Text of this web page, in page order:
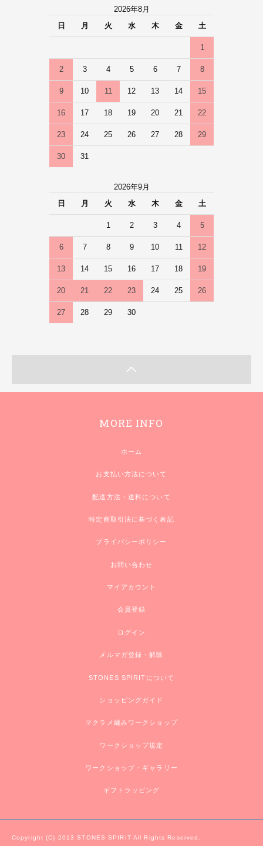
2026年8月
日
月 火 水 木 金 土
1
2 3 4 5 6 7 8
9 10 11 12 13 14 15
16 17 18 19 20 21 22
23 24 25 26 27 28 29
30 31
2026年9月
日
月 火 水 木 金 土
1 2 3 4 5
6 7 8 9 10 11 12
13 14 15 16 17 18 19
20 21 22 23 24 25 26
27 28 29 30
MORE INFO
ホーム
お支払い方法について
配送方法・送料について
特定商取引法に基づく表記
プライバシーポリシー
お問い合わせ
マイアカウント
会員登録
ログイン
メルマガ登録・解除
STONES SPIRITについて
ショッピングガイド
マクラメ編みワークショップ
ワークショップ規定
ワークショップ・ギャラリー
ギフトラッピング
Copyright (C) 2013 STONES SPIRIT All Rights Reserved.